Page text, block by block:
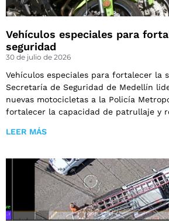
Vehículos especiales para
seguridad
30 de julio de 2026
Vehículos especiales para fortalecer la
Secretaría de Seguridad de Medellín
nuevas motocicletas a la Policía
fortalecer la capacidad de patrullaje y
LEER MÁS